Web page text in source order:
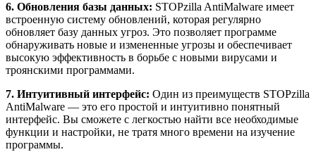
6. Обновления базы данных: STOPzilla AntiMalware имеет
встроенную систему обновлений, которая регулярно
обновляет базу данных угроз. Это позволяет программе
обнаруживать новые и измененные угрозы и обеспечивает
высокую эффективность в борьбе с новыми вирусами и
троянскими программами.
7. Интуитивный интерфейс: Один из преимуществ STOPzilla
AntiMalware — это его простой и интуитивно понятный
интерфейс. Вы сможете с легкостью найти все необходимые
функции и настройки, не тратя много времени на изучение
программы.